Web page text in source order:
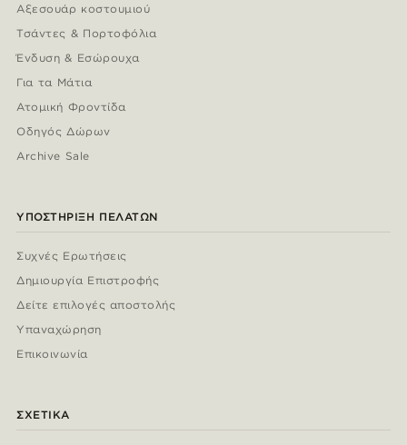
Αξεσουάρ κοστουμιού
Τσάντες & Πορτοφόλια
Ένδυση & Εσώρουχα
Για τα Μάτια
Ατομική Φροντίδα
Οδηγός Δώρων
Archive Sale
ΥΠΟΣΤΉΡΙΞΗ ΠΕΛΑΤΏΝ
Συχνές Ερωτήσεις
Δημιουργία Επιστροφής
Δείτε επιλογές αποστολής
Υπαναχώρηση
Επικοινωνία
ΣΧΕΤΙΚΆ